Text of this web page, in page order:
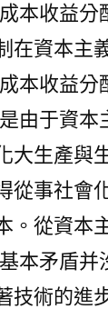
本收益分
在資本主
本收益分
由于資本
生產與
從事社會
。從資本
本矛盾并
技術的進